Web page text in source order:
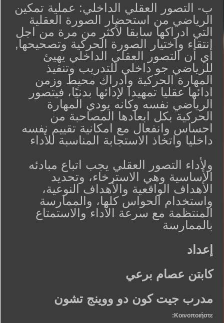
ب- التصور العقلي الداخلي: عملية تمكين
الرياضي من استحضار الصورة العقلية
التي ادراكها سابقا لأكثر من مرة من اجل
انتقاء واختيار الصورة الحركية وتصحيحها,
أي أن التصور العقلي الداخلي يهيئ
للرياضي جو داخلي للتدريب وتنفيذ
المهارة الحركية وادراك محيط وزمن
ادائها عقليا تمهيدا لإدائها بدنيًا، فيتصور
الرياضي نفسه وكانه يودي المهارة
الحركية بكل ابعادها المصاحبة من
احساس وانفعال مع امكانية تقييم نفسه
داخليا واتخاذ الاستجابة المناسبة للأداء
ولأداء التصور العقلي يجب اتباع مبادئه
الأساسية وهي الاسترخاء، وتحديد
الأهداف الواقعية والأهداف النوعية،
واستخدام الحواس كلها، والممارسة
المنتظمة مع سرعة الأداء والاستمتاع
بالممارسة
إعداد
كابتن عصام برعي
مدرب جيت كون دو ووينج تشون
Κοινοποιήστε: